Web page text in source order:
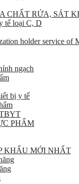
CHẤT RỬA, SÁT
tế loại C, D
holder service of
ngạch
bị y tế
PHẨM
KHẨU MỚI NHẤT